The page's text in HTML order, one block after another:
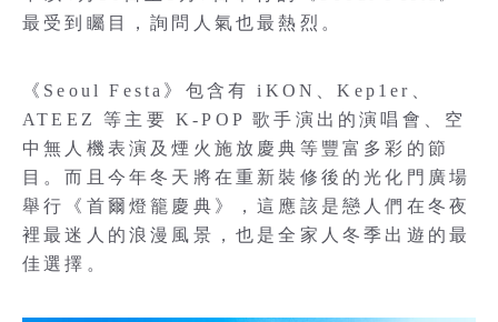
最受到矚目，詢問人氣也最熱烈。
《Seoul Festa》包含有 iKON、Kep1er、
ATEEZ 等主要 K-POP 歌手演出的演唱會、空
中無人機表演及煙火施放慶典等豐富多彩的節
目。而且今年冬天將在重新裝修後的光化門廣場
舉行《首爾燈籠慶典》，這應該是戀人們在冬夜
裡最迷人的浪漫風景，也是全家人冬季出遊的最
佳選擇。